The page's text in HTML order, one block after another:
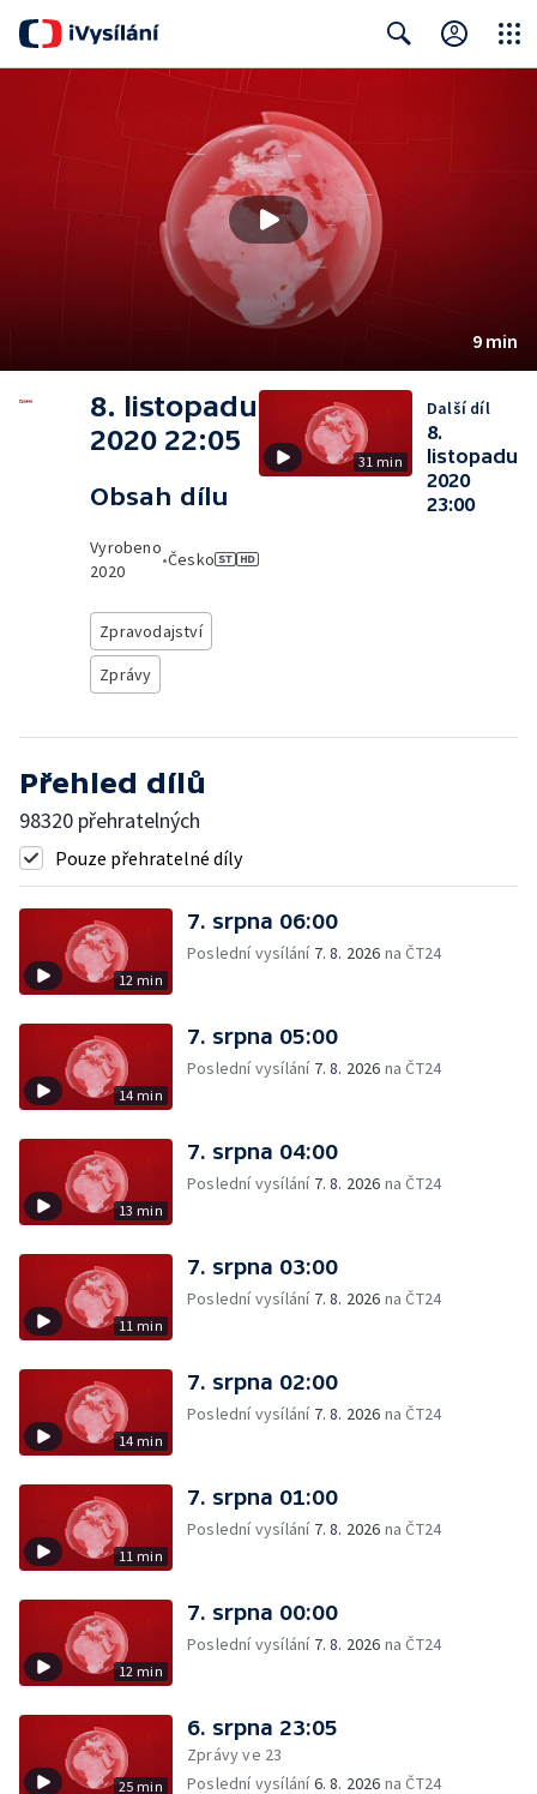
9 min
8. listopadu
2020 22:05
Obsah dílu
Vyrobeno
2020
•Česko
Zpravodajství
Zprávy
31 min
Další díl
8.
listopadu
2020
23:00
Přehled dílů
98320 přehratelných
Pouze přehratelné díly
12 min
7. srpna 06:00
Poslední vysílání 7. 8. 2026 na ČT24
14 min
7. srpna 05:00
Poslední vysílání 7. 8. 2026 na ČT24
13 min
7. srpna 04:00
Poslední vysílání 7. 8. 2026 na ČT24
11 min
7. srpna 03:00
Poslední vysílání 7. 8. 2026 na ČT24
14 min
7. srpna 02:00
Poslední vysílání 7. 8. 2026 na ČT24
11 min
7. srpna 01:00
Poslední vysílání 7. 8. 2026 na ČT24
12 min
7. srpna 00:00
Poslední vysílání 7. 8. 2026 na ČT24
25 min
6. srpna 23:05
Zprávy ve 23
Poslední vysílání6. 8. 2026 na ČT24